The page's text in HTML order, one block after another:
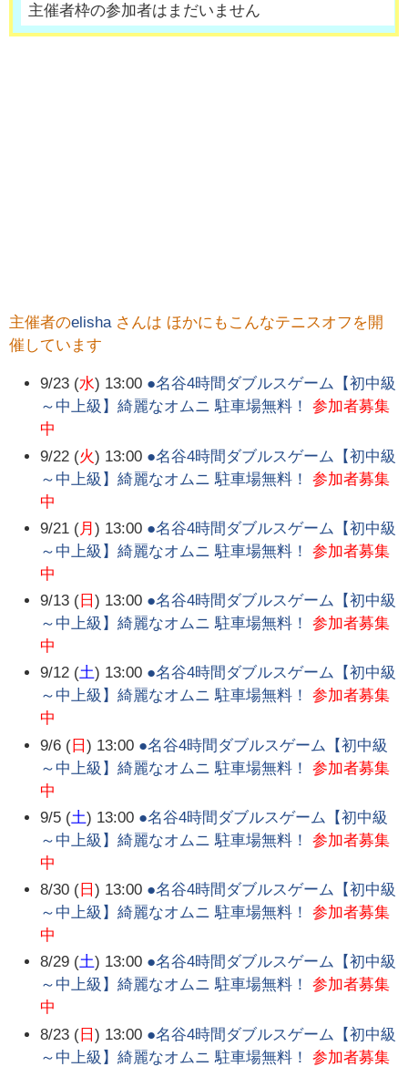
主催者枠の参加者はまだいません
主催者のelisha さんは ほかにもこんなテニスオフを開
催しています
9/23 (水) 13:00 ●名谷4時間ダブルスゲーム【初中級
～中上級】綺麗なオムニ 駐車場無料！
参加者募集
中
9/22 (火) 13:00 ●名谷4時間ダブルスゲーム【初中級
～中上級】綺麗なオムニ 駐車場無料！
参加者募集
中
9/21 (月) 13:00 ●名谷4時間ダブルスゲーム【初中級
～中上級】綺麗なオムニ 駐車場無料！
参加者募集
中
9/13 ( 日) 13:00 ●名谷4時間ダブルスゲーム【初中級
～中上級】綺麗なオムニ 駐車場無料！
参加者募集
中
9/12 (土) 13:00 ●名谷4時間ダブルスゲーム【初中級
～中上級】綺麗なオムニ 駐車場無料！
参加者募集
中
9/6 ( 日) 13:00 ●名谷4時間ダブルスゲーム【初中級
～中上級】綺麗なオムニ 駐車場無料！
参加者募集
中
9/5 (土) 13:00 ●名谷4時間ダブルスゲーム【初中級
～中上級】綺麗なオムニ 駐車場無料！
参加者募集
中
8/30 ( 日) 13:00 ●名谷4時間ダブルスゲーム【初中級
～中上級】綺麗なオムニ 駐車場無料！
参加者募集
中
8/29 (土) 13:00 ●名谷4時間ダブルスゲーム【初中級
～中上級】綺麗なオムニ 駐車場無料！
参加者募集
中
8/23 ( 日) 13:00 ●名谷4時間ダブルスゲーム【初中級
～中上級】綺麗なオムニ 駐車場無料！
参加者募集